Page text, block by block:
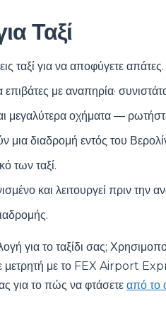
Ταξί
ταξί για να αποφύγετε απάτες.
με αναπηρία·
μεγαλύτερα οχήματα —
μια διαδρομή εντός του
των ταξί.
και λειτουργεί πριν την
για το ταξίδι σας;
μετρητή με το FEX Airport
για το πώς να φτάσετε από το